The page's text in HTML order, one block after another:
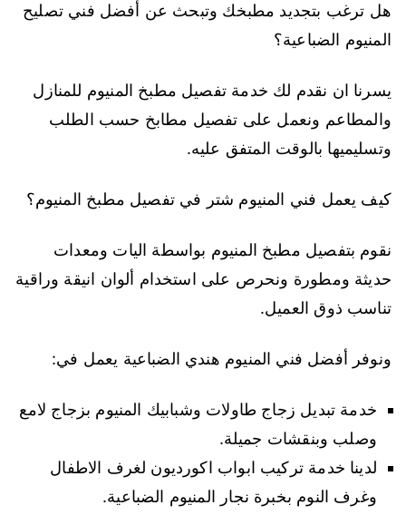
هل ترغب بتجديد مطبخك وتبحث عن أفضل فني تصليح
المنيوم الضباعية؟
يسرنا ان نقدم لك خدمة تفصيل مطبخ المنيوم للمنازل
والمطاعم ونعمل على تفصيل مطابخ حسب الطلب
وتسليميها بالوقت المتفق عليه.
كيف يعمل فني المنيوم شتر في تفصيل مطبخ المنيوم؟
نقوم بتفصيل مطبخ المنيوم بواسطة اليات ومعدات
حديثة ومطورة ونحرص على استخدام ألوان انيقة وراقية
تناسب ذوق العميل.
ونوفر أفضل فني المنيوم هندي الضباعية يعمل في:
خدمة تبديل زجاج طاولات وشبابيك المنيوم بزجاج لامع
وصلب وبنقشات جميلة.
لدينا خدمة تركيب ابواب اكورديون لغرف الاطفال
وغرف النوم بخبرة نجار المنيوم الضباعية.